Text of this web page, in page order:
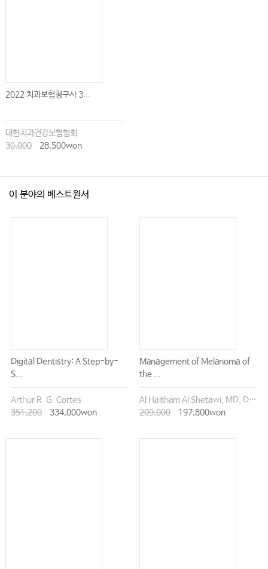
2022 치과보험청구사 3...
대한치과건강보험협회
30,000
28,500won
이 분야의 베스트원서
Digital Dentistry: A Step-by-
S...
Arthur R. G. Cortes
351,200
334,000won
Management of Melanoma of
the ...
Al Haitham Al Shetawi, MD, DMD
209,000
197,800won